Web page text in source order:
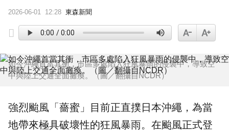
2026-06-01 12:28 東森新聞
如今沖繩首當其衝，市區多處陷入狂風暴雨的侵襲中，導致空
中與陸上交通全面癱瘓。（圖／翻攝自NCDR）
強烈颱風 「薔蜜」目前正直撲日本沖繩 ，為當
地帶來極具破壞性的狂風暴雨。在颱風正式登